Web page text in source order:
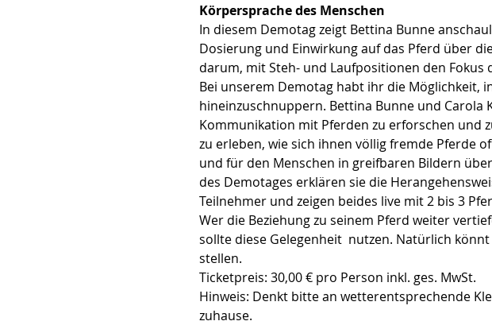
Körpersprache des Menschen
In diesem Demotag zeigt Bettina Bunne
Dosierung und Einwirkung auf das Pferd über
darum, mit Steh- und Laufpositionen den Fokus
Bei unserem Demotag habt ihr die Möglichkeit,
hineinzuschnuppern. Bettina Bunne und Carola
Kommunikation mit Pferden zu erforschen und
zu erleben, wie sich ihnen völlig fremde Pferde
und für den Menschen in greifbaren Bildern
des Demotages erklären sie die
Teilnehmer und zeigen beides live mit 2 bis 3
Wer die Beziehung zu seinem Pferd weiter
sollte diese Gelegenheit  nutzen. Natürlich
stellen.
Ticketpreis: 30,00 € pro Person inkl. ges. MwSt.
Hinweis: Denkt bitte an wetterentsprechende
zuhause.